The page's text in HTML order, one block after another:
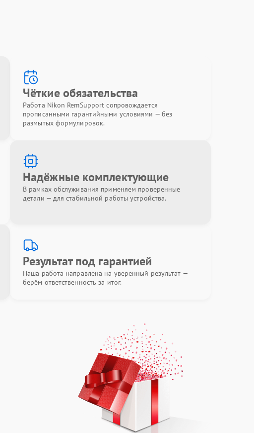
Чёткие обязательства
Работа Nikon RemSupport сопровождается
прописанными гарантийными условиями — без
размытых формулировок.
Надёжные комплектующие
В рамках обслуживания применяем проверенные
детали — для стабильной работы устройства.
Результат под гарантией
Наша работа направлена на уверенный результат —
берём ответственность за итог.